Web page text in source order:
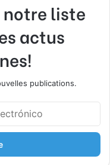
liste
actus
publications.